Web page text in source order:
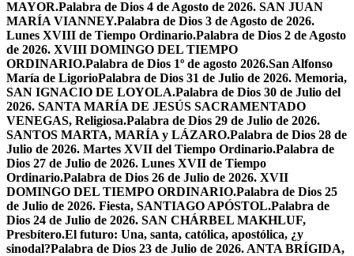
MAYOR.Palabra de Dios 4 de Agosto de 2026. SAN JUAN
MARÍA VIANNEY.Palabra de Dios 3 de Agosto de 2026.
Lunes XVIII de Tiempo Ordinario.Palabra de Dios 2 de Agosto
de 2026. XVIII DOMINGO DEL TIEMPO
ORDINARIO.Palabra de Dios 1º de agosto 2026.San Alfonso
María de LigorioPalabra de Dios 31 de Julio de 2026. Memoria,
SAN IGNACIO DE LOYOLA.Palabra de Dios 30 de Julio del
2026. SANTA MARÍA DE JESÚS SACRAMENTADO
VENEGAS, Religiosa.Palabra de Dios 29 de Julio de 2026.
SANTOS MARTA, MARÍA y LÁZARO.Palabra de Dios 28 de
Julio de 2026. Martes XVII del Tiempo Ordinario.Palabra de
Dios 27 de Julio de 2026. Lunes XVII de Tiempo
Ordinario.Palabra de Dios 26 de Julio de 2026. XVII
DOMINGO DEL TIEMPO ORDINARIO.Palabra de Dios 25
de Julio de 2026. Fiesta, SANTIAGO APÓSTOL.Palabra de
Dios 24 de Julio de 2026. SAN CHÁRBEL MAKHLUF,
Presbítero.El futuro: Una, santa, católica, apostólica, ¿y
sinodal?Palabra de Dios 23 de Julio de 2026. ANTA BRÍGIDA,